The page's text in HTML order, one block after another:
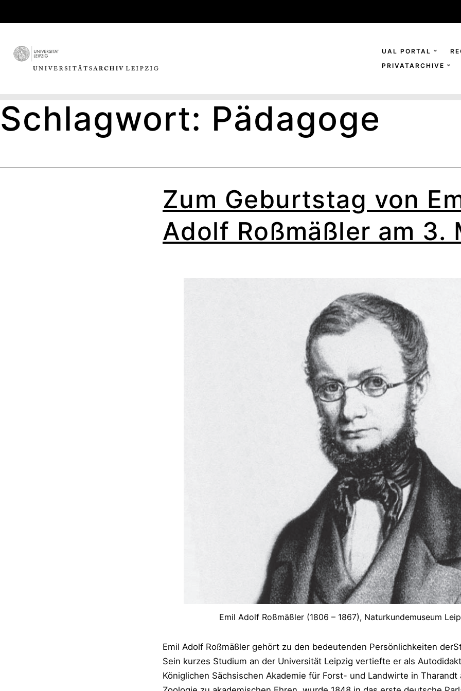
to
UAL PORTAL
PRIVATARCHIVE
Schlagwort: Pädagoge
Zum Geburtstag von
Adolf Roßmäßler am 3.
Emil Adolf Roßmäßler (1806 – 1867), Naturkundemuseum
Emil Adolf Roßmäßler gehört zu den bedeutenden Persönlichkeiten
Sein kurzes Studium an der Universität Leipzig vertiefte er als
Königlichen Sächsischen Akademie für Forst- und Landwirte in